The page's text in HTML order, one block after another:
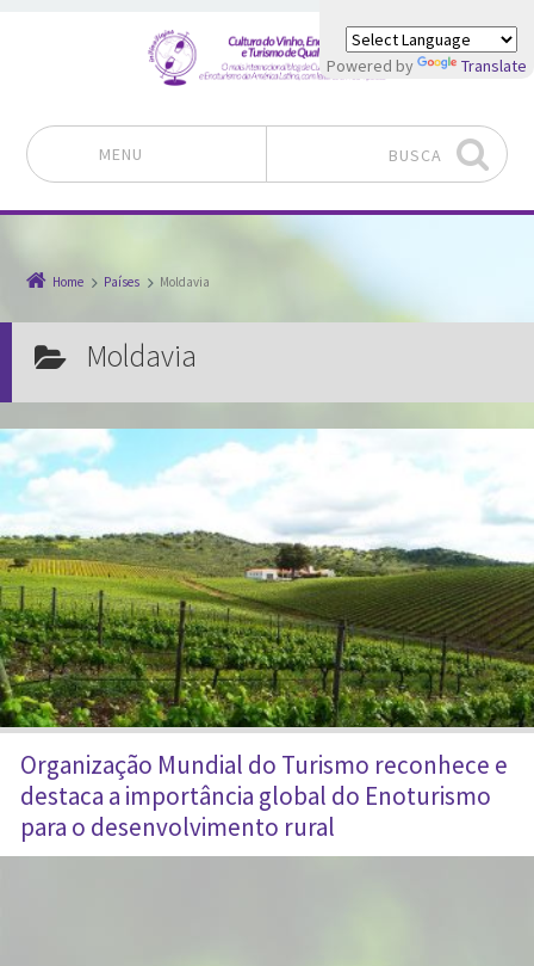
MENU BUSCA
Home Países Moldavia
Moldavia
Organização Mundial do Turismo reconhece e
destaca a importância global do Enoturismo
para o desenvolvimento rural
Powered by Translate